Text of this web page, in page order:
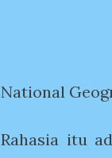
National
Rahasia itu